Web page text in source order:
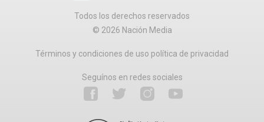
Todos los derechos reservados
© 2026 Nación Media
Términos y condiciones de uso política de privacidad
Seguínos en redes sociales